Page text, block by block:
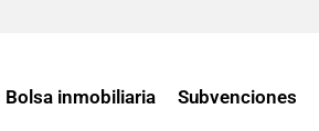
Bolsa inmobiliaria Subvenciones